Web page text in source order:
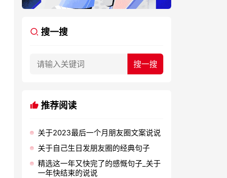
搜一搜
推荐阅读
关于2023最后一个月朋友圈文案说说
关于自己生日发朋友圈的经典句子
精选这一年又快完了的感慨句子_关于
一年快结束的说说